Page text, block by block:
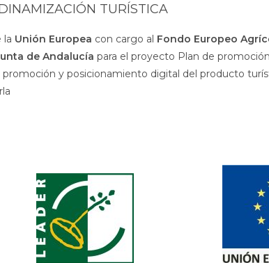
TURÍSTICA
la Unión Europea con cargo al Fondo Europeo
de Andalucía para el proyecto Plan de
y posicionamiento digital del producto